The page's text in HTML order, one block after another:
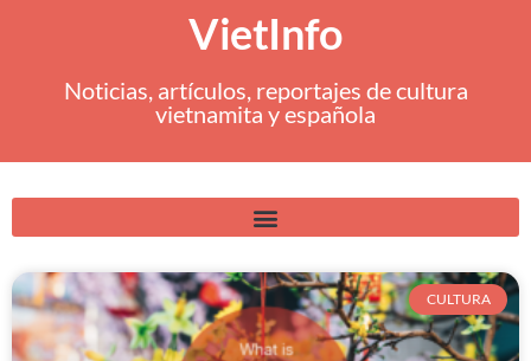
VietInfo
Noticias, artículos, reportajes de cultura
vietnamita y española
CULTURA